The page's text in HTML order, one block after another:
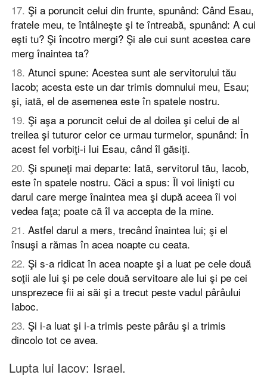
17. Şi a poruncit celui din frunte, spunând: Când Esau,
fratele meu, te întâlneşte şi te întreabă, spunând: A cui
eşti tu? Şi încotro mergi? Şi ale cui sunt acestea care
merg înaintea ta?
18. Atunci spune: Acestea sunt ale servitorului tău
Iacob; acesta este un dar trimis domnului meu, Esau;
şi, iată, el de asemenea este în spatele nostru.
19. Şi aşa a poruncit celui de al doilea şi celui de al
treilea şi tuturor celor ce urmau turmelor, spunând: În
acest fel vorbiţi-i lui Esau, când îl găsiţi.
20. Şi spuneţi mai departe: Iată, servitorul tău, Iacob,
este în spatele nostru. Căci a spus: Îl voi linişti cu
darul care merge înaintea mea şi după aceea îi voi
vedea faţa; poate că îl va accepta de la mine.
21. Astfel darul a mers, trecând înaintea lui; şi el
însuşi a rămas în acea noapte cu ceata.
22. Şi s-a ridicat în acea noapte şi a luat pe cele două
soţii ale lui şi pe cele două servitoare ale lui şi pe cei
unsprezece fii ai săi şi a trecut peste vadul pârâului
Iaboc.
23. Şi i-a luat şi i-a trimis peste pârâu şi a trimis
dincolo tot ce avea.
Lupta lui Iacov: Israel.